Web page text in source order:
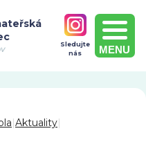
Sledujte
nás
MENU
|Aktuality|